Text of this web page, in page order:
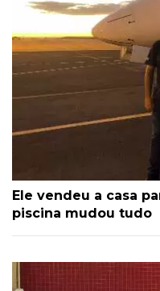
Ele vendeu a casa
piscina mudou tudo